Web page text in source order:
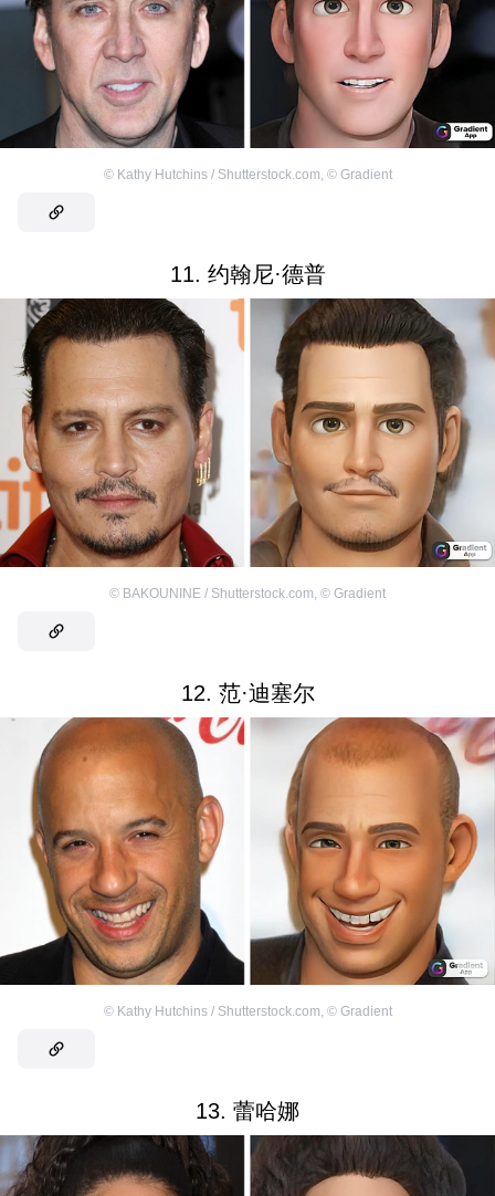
© Kathy Hutchins / Shutterstock.com, © Gradient
11. 约翰尼·德普
© BAKOUNINE / Shutterstock.com © Gradient
12. 范·迪塞尔
© Kathy Hutchins / Shutterstock.com, © Gradient
13. 蕾哈娜